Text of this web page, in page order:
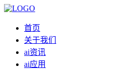
首页
关于我们
ai资讯
ai应用